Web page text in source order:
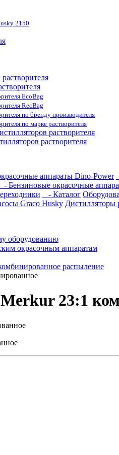
2150
EcoBag
RecBag
по бренду производителя
по марке растворителя
растворителя
аппараты Dino-Power
- Бензиновые окрасочные
- Каталог
Graco Husky Дистилляторы
оборудованию
окрасочным аппаратам
распыление
23:1